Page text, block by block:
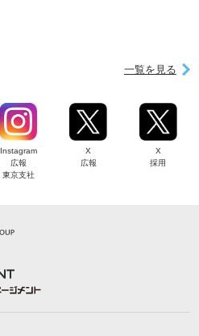
一覧を見る
Instagram
広報
東京支社
X
広報
X
採用